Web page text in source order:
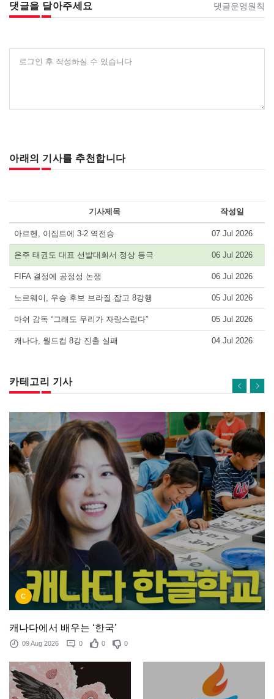
댓글을 달아주세요 댓글운영원칙
로그인 후 작성하실 수 있습니다
아래의 기사를 추천합니다
기사제목 작성일
아르헨, 이집트에 3-2 역전승 07 Jul 2026
온주 태권도 대표 선발대회서 정상 등극 06 Jul 2026
FIFA 결정에 공정성 논쟁 06 Jul 2026
노르웨이, 우승 후보 브라질 잡고 8강행 05 Jul 2026
마쉬 감독 “그래도 우리가 자랑스럽다” 05 Jul 2026
캐나다, 월드컵 8강 진출 실패 04 Jul 2026
카테고리 기사
C
캐나다에서 배우는 ‘한국’
09 Aug 2026 0 0 0